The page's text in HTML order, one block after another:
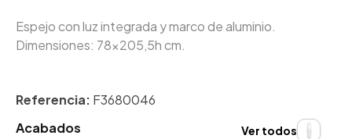
Espejo con luz integrada y marco de aluminio.
Dimensiones: 78x205,5h cm.
Referencia: F3680046
Acabados
Ver todos